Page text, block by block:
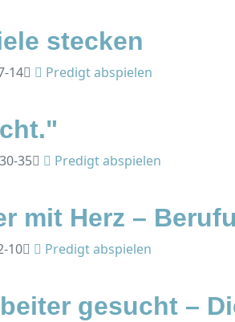
stecken
14 Predigt abspielen
35 Predigt abspielen
mit Herz –
10 Predigt abspielen
gesucht –